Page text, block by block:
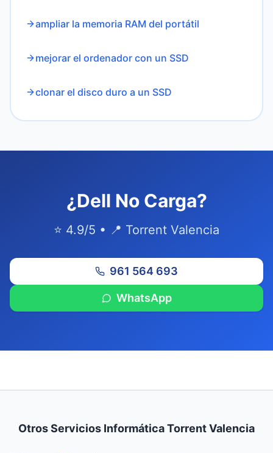
ampliar la memoria RAM del portátil
mejorar el ordenador con un SSD
clonar el disco duro a un SSD
¿Dell No Carga?
⭐ 4.9/5 • 📍 Torrent Valencia
961 564 693
WhatsApp
Otros Servicios Informática Torrent Valencia